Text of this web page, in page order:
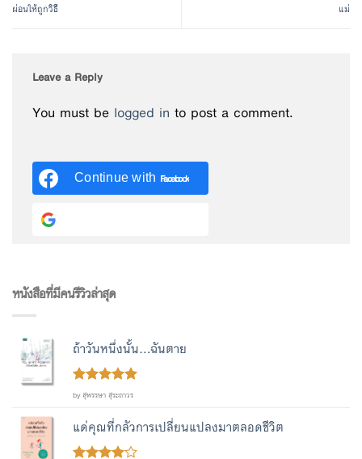
ผ่อนให้ถูกวิธี
แม่
Leave a Reply
You must be logged in to post a comment.
Continue with Facebook
หนังสือที่มีคนรีวิวล่าสุด
ถ้าวันหนึ่งนั้น...ฉันตาย
Rated 5out
by สุพรรษา สุระถาวร
แด่คุณที่กลัวการเปลี่ยนแปลงมาตลอดชีวิต